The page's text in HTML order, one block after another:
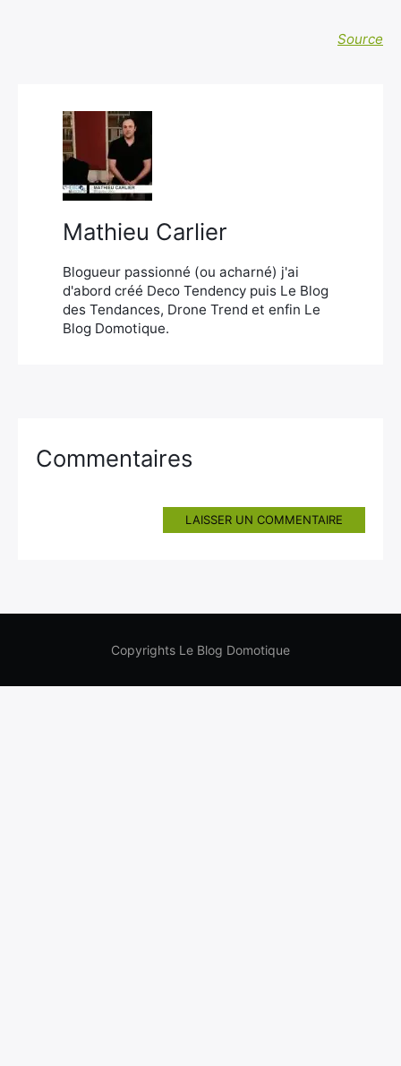
Source
Mathieu Carlier
Blogueur passionné (ou acharné) j'ai
d'abord créé Deco Tendency puis Le Blog
des Tendances, Drone Trend et enfin Le
Blog Domotique.
Commentaires
LAISSER UN COMMENTAIRE
Copyrights Le Blog Domotique